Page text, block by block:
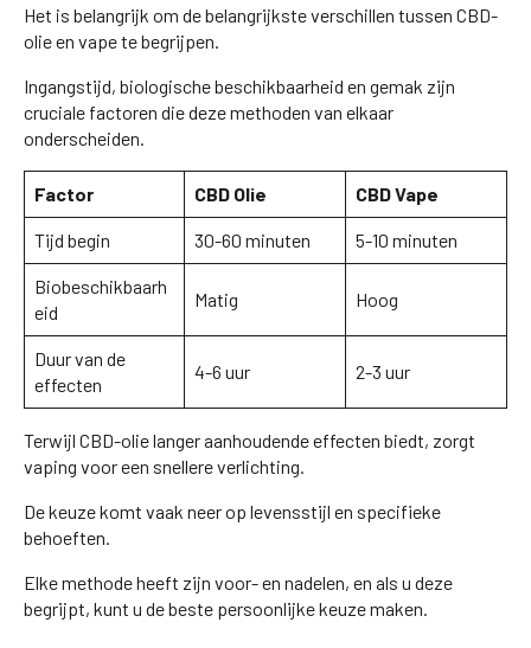
Het is belangrijk om de belangrijkste verschillen tussen CBD-
olie en vape te begrijpen.
Ingangstijd, biologische beschikbaarheid en gemak zijn
cruciale factoren die deze methoden van elkaar
onderscheiden.
Factor CBD Olie CBD Vape
Tijd begin 30-60 minuten 5-10 minuten
Biobeschikbaarh
eid
Matig Hoog
Duur van de
effecten
4-6 uur 2-3 uur
Terwijl CBD-olie langer aanhoudende effecten biedt, zorgt
vaping voor een snellere verlichting.
De keuze komt vaak neer op levensstijl en specifieke
behoeften.
Elke methode heeft zijn voor- en nadelen, en als u deze
begrijpt, kunt u de beste persoonlijke keuze maken.